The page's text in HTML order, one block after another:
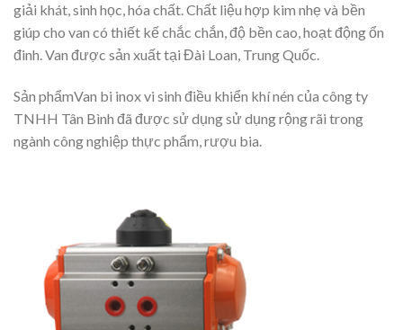
giải khát, sinh học, hóa chất. Chất liệu hợp kim nhẹ và bền
giúp cho van có thiết kế chắc chắn, độ bền cao, hoạt động ổn
đinh. Van được sản xuất tại Đài Loan, Trung Quốc.
Sản phẩmVan bi inox vi sinh điều khiển khí nén của công ty
TNHH Tân Bình đã được sử dụng sử dụng rộng rãi trong
ngành công nghiệp thực phẩm, rượu bia.